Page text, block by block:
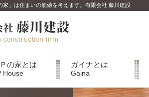
」は住まいの価値を考えます。有限会社 藤川建設
の家とは
House
ガイナとは
Gaina